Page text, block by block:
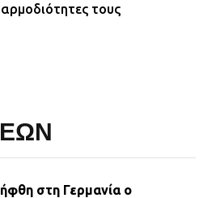
τους
στη Γερμανία ο